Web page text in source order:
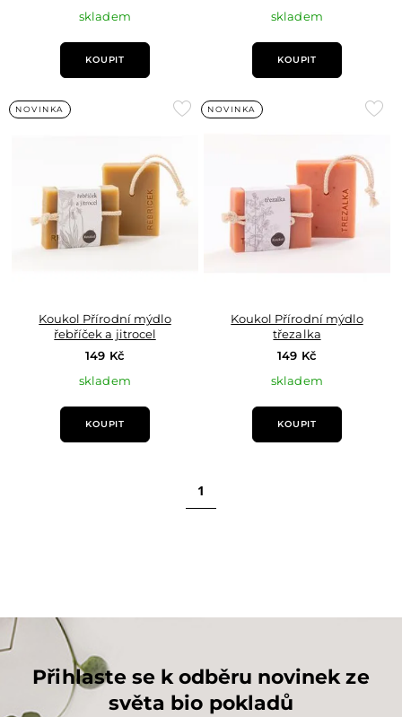
skladem
KOUPIT
skladem
KOUPIT
NOVINKA
Přidat
Koukol Přírodní mýdlo
řebříček a jitrocel
149 Kč
skladem
KOUPIT
NOVINKA
Koukol Přírodní mýdlo
třezalka
149 Kč
skladem
KOUPIT
1
Přihlaste se k odběru novinek ze
světa bio pokladů